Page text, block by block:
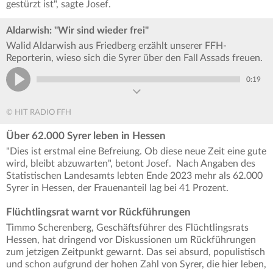
gestürzt ist", sagte Josef.
Aldarwish: "Wir sind wieder frei"
Walid Aldarwish aus Friedberg erzählt unserer FFH-
Reporterin, wieso sich die Syrer über den Fall Assads freuen.
0:19
© HIT RADIO FFH
Über 62.000 Syrer leben in Hessen
"Dies ist erstmal eine Befreiung. Ob diese neue Zeit eine gute
wird, bleibt abzuwarten", betont Josef. Nach Angaben des
Statistischen Landesamts lebten Ende 2023 mehr als 62.000
Syrer in Hessen, der Frauenanteil lag bei 41 Prozent.
Flüchtlingsrat warnt vor Rückführungen
Timmo Scherenberg, Geschäftsführer des Flüchtlingsrats
Hessen, hat dringend vor Diskussionen um Rückführungen
zum jetzigen Zeitpunkt gewarnt. Das sei absurd, populistisch
und schon aufgrund der hohen Zahl von Syrer, die hier leben,